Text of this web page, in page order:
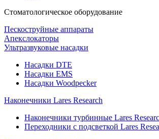
Стоматологическое оборудование
Пескоструйные аппараты
Апекслокаторы
Ультразвуковые насадки
Насадки DTE
Насадки EMS
Насадки Woodpecker
Наконечники Lares Research
Наконечники турбинные Lares
Переходники с подсветкой Lares